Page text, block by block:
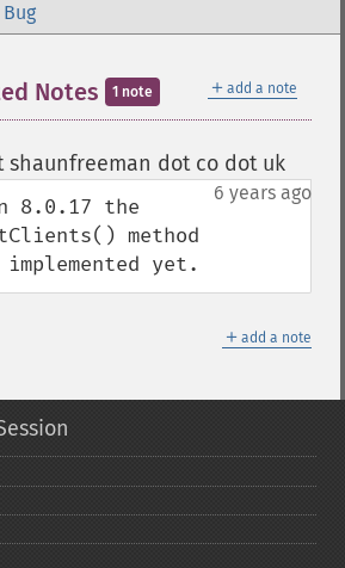
＋ add a note
Notes 1 note
shaunfreeman dot co dot uk¶
6 years ago
8.0.17 the
method
yet.
＋ add a note